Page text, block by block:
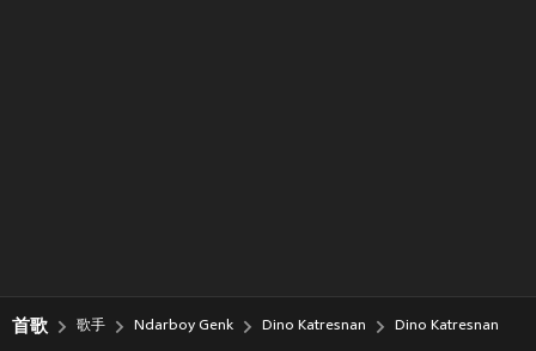
首歌 歌手 Ndarboy Genk Dino Katresnan Dino Katresnan